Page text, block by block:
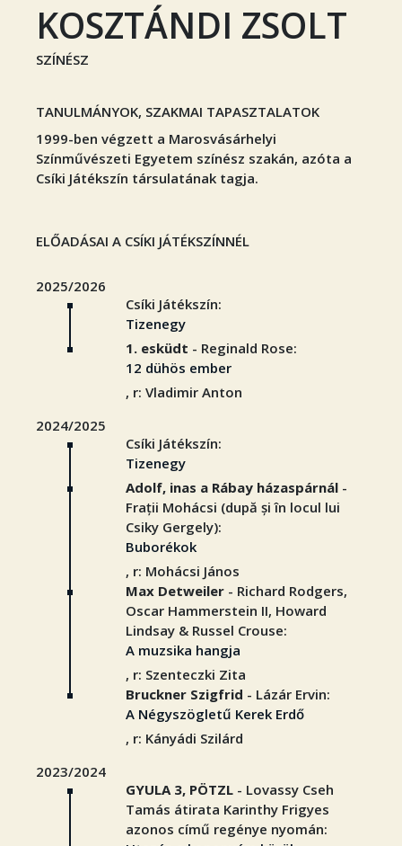
KOSZTÁNDI ZSOLT
SZÍNÉSZ
TANULMÁNYOK, SZAKMAI TAPASZTALATOK
1999-ben végzett a Marosvásárhelyi
Színművészeti Egyetem színész szakán, azóta a
Csíki Játékszín társulatának tagja.
ELŐADÁSAI A CSÍKI JÁTÉKSZÍNNÉL
2025/2026
Csíki Játékszín:
Tizenegy
1. esküdt - Reginald Rose:
12 dühös ember
, r: Vladimir Anton
2024/2025
Csíki Játékszín:
Tizenegy
Adolf, inas a Rábay házaspárnál -
Frații Mohácsi (după și în locul lui
Csiky Gergely):
Buborékok
, r: Mohácsi János
Max Detweiler - Richard Rodgers,
Oscar Hammerstein II, Howard
Lindsay & Russel Crouse:
A muzsika hangja
, r: Szenteczki Zita
Bruckner Szigfrid - Lázár Ervin:
A Négyszögletű Kerek Erdő
, r: Kányádi Szilárd
2023/2024
GYULA 3, PÖTZL - Lovassy Cseh
Tamás átirata Karinthy Frigyes
azonos című regénye nyomán: